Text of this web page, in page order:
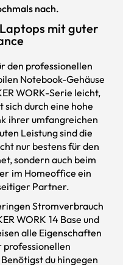
nach.
mit guter
den professionellen
Notebook-Gehäuse
WORK-Serie leicht,
durch eine hohe
ihrer umfangreichen
Leistung sind die
nur bestens für den
sondern auch beim
im Homeoffice ein
Partner.
Stromverbrauch
WORK 14 Base und
alle Eigenschaften
professionellen
du hingegen